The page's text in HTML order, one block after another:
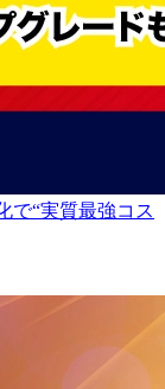
で“実質最強コス